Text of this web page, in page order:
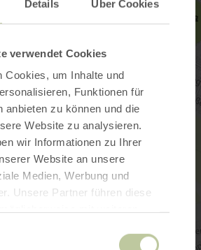
Details Über Cookies
verwendet Cookies
Cookies, um Inhalte und
Funktionen für
anbieten zu können und die
Website zu analysieren.
wir Informationen zu Ihrer
Website an unsere
Medien, Werbung und
Unsere Partner führen diese
sie im Rahmen Ihrer Nutzung